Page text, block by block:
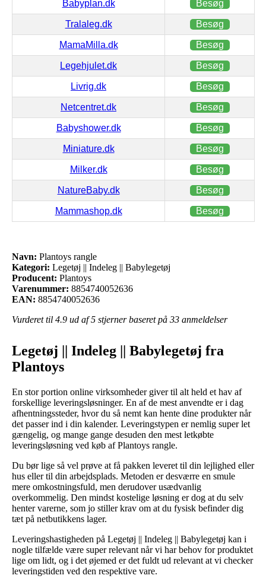
Babyplan.dk Besøg
Tralaleg.dk Besøg
MamaMilla.dk Besøg
Legehjulet.dk Besøg
Livrig.dk Besøg
Netcentret.dk Besøg
Babyshower.dk Besøg
Miniature.dk Besøg
Milker.dk Besøg
NatureBaby.dk Besøg
Mammashop.dk Besøg
Navn: Plantoys rangle
Kategori: Legetøj || Indeleg || Babylegetøj
Producent: Plantoys
Varenummer: 8854740052636
EAN: 8854740052636
Vurderet til 4.9 ud af 5 stjerner baseret på 33 anmeldelser
Legetøj || Indeleg || Babylegetøj fra
Plantoys
En stor portion online virksomheder giver til alt held et hav af
forskellige leveringsløsninger. En af de mest anvendte er i dag
afhentningssteder, hvor du så nemt kan hente dine produkter når
det passer ind i din kalender. Leveringstypen er nemlig super let
gængelig, og mange gange desuden den mest letkøbte
leveringsløsning ved køb af Plantoys rangle.
Du bør lige så vel prøve at få pakken leveret til din lejlighed eller
hus eller til din arbejdsplads. Metoden er desværre en smule
mere omkostningsfuld, men derudover usædvanlig
overkommelig. Den mindst kostelige løsning er dog at du selv
henter varerne, som jo stiller krav om at du fysisk befinder dig
tæt på netbutikkens lager.
Leveringshastigheden på Legetøj || Indeleg || Babylegetøj kan i
nogle tilfælde være super relevant når vi har behov for produktet
lige om lidt, og i det øjemed er det fuldt ud relevant at vi checker
leveringstiden ved den respektive vare.